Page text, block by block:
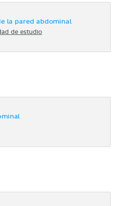
la pared abdominal
de estudio